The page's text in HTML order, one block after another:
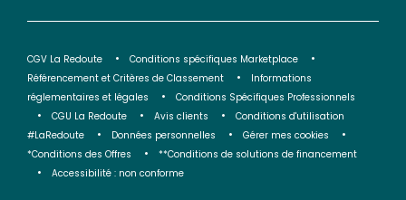
CGV La Redoute
Conditions spécifiques Marketplace
Référencement et Critères de Classement
Informations
réglementaires et légales
Conditions Spécifiques Professionnels
CGU La Redoute
Avis clients
Conditions d'utilisation
#LaRedoute
Données personnelles
Gérer mes cookies
*Conditions des Offres
**Conditions de solutions de financement
Accessibilité : non conforme